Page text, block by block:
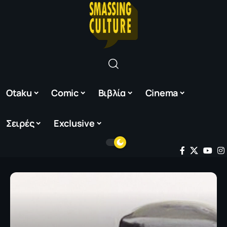
Otaku Comic Βιβλία Cinema
Σειρές Exclusive